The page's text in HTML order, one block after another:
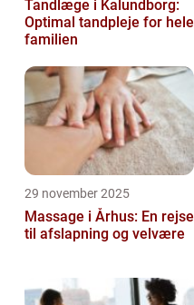
Tandlæge i Kalundborg:
Optimal tandpleje for hele
familien
29 november 2025
Massage i Århus: En rejse
til afslapning og velvære